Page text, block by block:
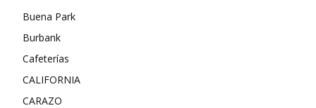
Buena Park
Burbank
Cafeterías
CALIFORNIA
CARAZO